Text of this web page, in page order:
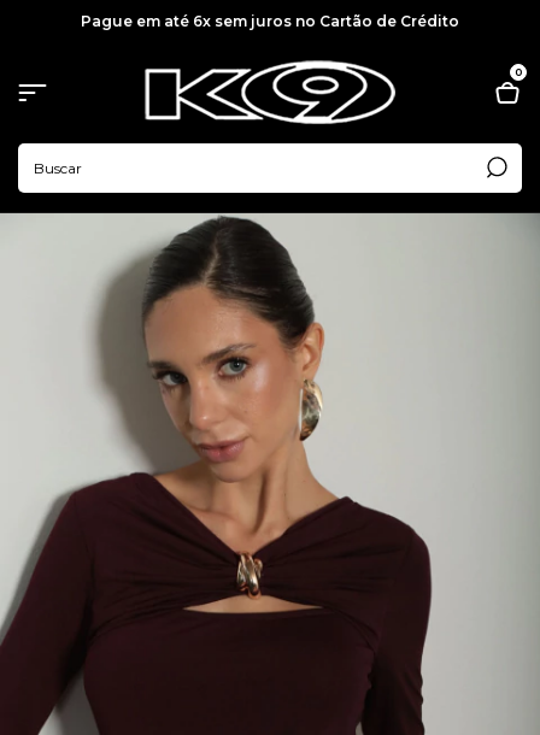
Pague em até 6x sem juros no Cartão de Crédito
0